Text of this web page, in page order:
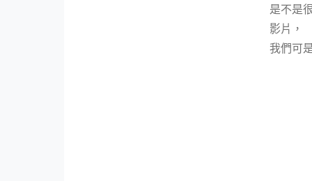
是不是
影片，
我們可